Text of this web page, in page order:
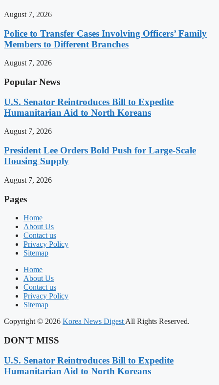
August 7, 2026
Police to Transfer Cases Involving Officers’ Family
Members to Different Branches
August 7, 2026
Popular News
U.S. Senator Reintroduces Bill to Expedite
Humanitarian Aid to North Koreans
August 7, 2026
President Lee Orders Bold Push for Large-Scale
Housing Supply
August 7, 2026
Pages
Home
About Us
Contact us
Privacy Policy
Sitemap
Home
About Us
Contact us
Privacy Policy
Sitemap
Copyright © 2026 Korea News Digest All Rights Reserved.
DON'T MISS
U.S. Senator Reintroduces Bill to Expedite
Humanitarian Aid to North Koreans